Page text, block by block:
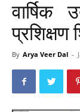
प्रशिक्षण
By Arya Veer Dal -